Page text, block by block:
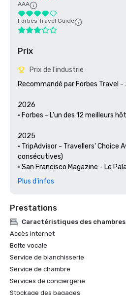
AAA
Forbes Travel Guide
Prix
Prix de l'industrie
Recommandé par Forbes Travel
2026
• Forbes - L'un des 12 meilleurs
2025
• TripAdvisor - Travellers' Choice
consécutives)
• San Francisco Magazine - Le
Court ont été reconnus comme
Californie au moins une fois dans
• Thrillist - Les meilleures choses
lumière les arts et la culture de
• Haute Living San Francisco - Le
Francisco fête ses 150 ans
2024
Plus d'infos
Prestations
Caractéristiques des
Accès Internet
Boîte vocale
Service de blanchisserie
Service de chambre
Services de conciergerie
Stockage des bagages